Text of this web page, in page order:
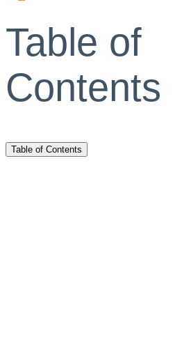
Table of
Contents
Table of Contents